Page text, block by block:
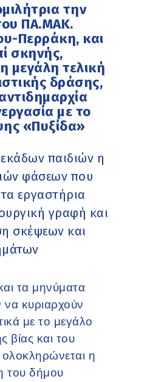
την
ΠΑ.ΜΑΚ.
Περράκη, και
σκηνής,
μεγάλη τελική
δράσης,
με το
«Πυξίδα»
παιδιών η
φάσεων που
εργαστήρια
γραφή και
σκέψεων και
τα μηνύματα
κυριαρχούν
με το μεγάλο
βίας και του
η
του δήμου